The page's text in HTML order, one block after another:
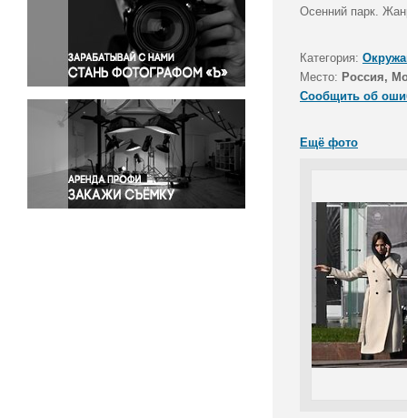
Политика
Правосудие
Происшествия и конфликты
Религия
Светская жизнь
Спорт
Экология
Экономика и бизнес
Осенний парк.
Категория:
Место: Россия,
Сообщить об
Ещё фото